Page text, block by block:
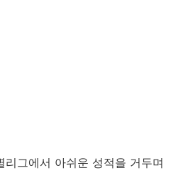
그에서 아쉬운 성적을 거두며